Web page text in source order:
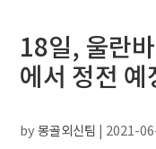
18일, 울란
에서 정전 예
by몽골외신팀 | 2021-